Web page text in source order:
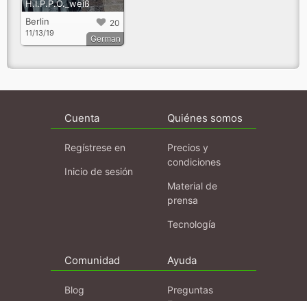
H.I.P.P.O._weiß
20
Berlin
11/13/19
German
Cuenta
Regístrese en
Inicio de sesión
Quiénes somos
Precios y
condiciones
Material de
prensa
Tecnología
Comunidad
Blog
Ayuda
Preguntas